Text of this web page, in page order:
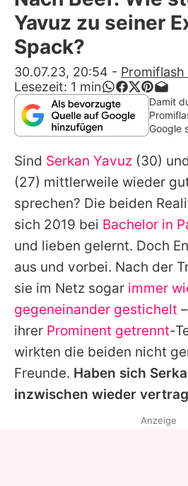
Alle Themen auf
App
Team
Redaktionelle
Impressum
Utiq
Yavuz zu seiner
Spack?
30.07.23, 20:54 -
Lesezeit: 1 min
Damit
Google
Sind Serkan Yavuz (30) und
(27) mittlerweile wieder
sprechen? Die beiden
sich 2019 bei Bachelor in
und lieben gelernt. Doch
aus und vorbei. Nach der
sie im Netz sogar immer
gegeneinander gestichelt
ihrer Prominent getrennt-
wirkten die beiden nicht
Freunde. Haben sich
inzwischen wieder
Anzeige